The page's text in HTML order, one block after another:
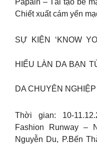
Chiết xuất cám yến
SỰ KIỆN ‘KNOW
HIỂU LÀN DA BẠN
DA CHUYÊN
Thời gian: 10-
Fashion Runway –
Nguyễn Du, P.Bến